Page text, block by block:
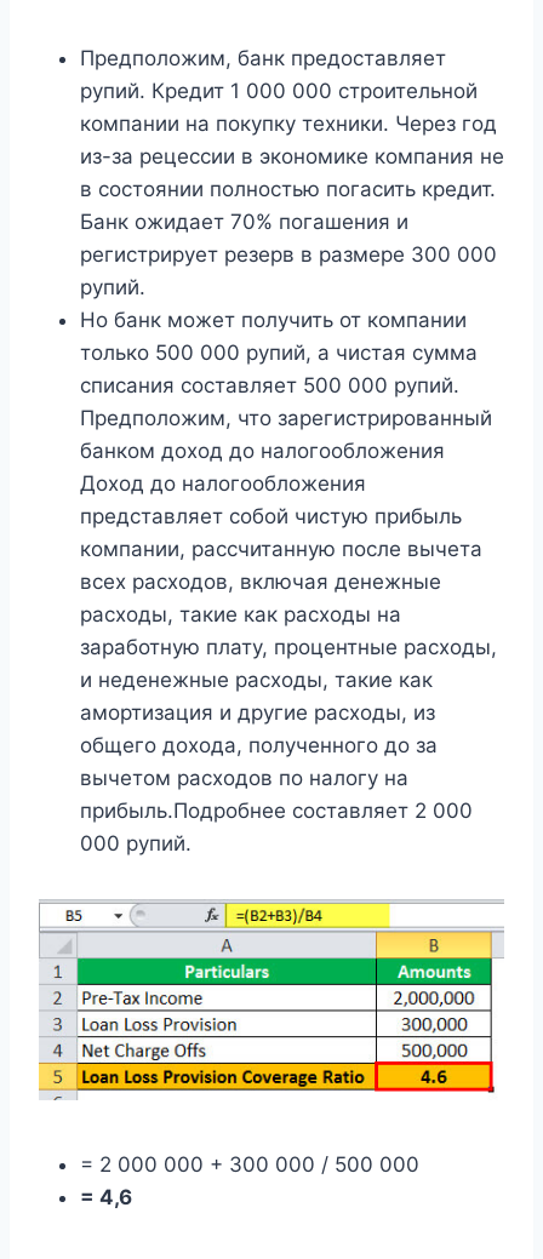
Предположим, банк предоставляет
рупий. Кредит 1 000 000 строительной
компании на покупку техники. Через год
из-за рецессии в экономике компания не
в состоянии полностью погасить кредит.
Банк ожидает 70% погашения и
регистрирует резерв в размере 300 000
рупий.
Но банк может получить от компании
только 500 000 рупий, а чистая сумма
списания составляет 500 000 рупий.
Предположим, что зарегистрированный
банком доход до налогообложения
Доход до налогообложения
представляет собой чистую прибыль
компании, рассчитанную после вычета
всех расходов, включая денежные
расходы, такие как расходы на
заработную плату, процентные расходы,
и неденежные расходы, такие как
амортизация и другие расходы, из
общего дохода, полученного до за
вычетом расходов по налогу на
прибыль.Подробнее составляет 2 000
000 рупий.
= 2 000 000 + 300 000 / 500 000
= 4,6